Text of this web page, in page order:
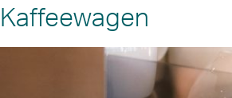
Kaffeewagen